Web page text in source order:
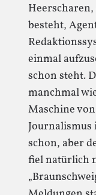
besteht,
einmal
schon steht.
manchmal
Maschine
Journalismus
schon, aber
fiel natürlich